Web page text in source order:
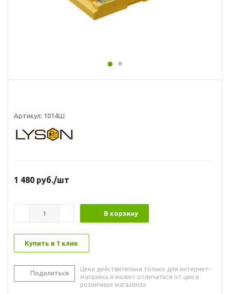
Артикул: 1014Ш
1 480 руб./шт
В корзину
Купить в 1 клик
Поделиться
Цена действительна только для интернет-
магазина и может отличаться от цен в
розничных магазинах